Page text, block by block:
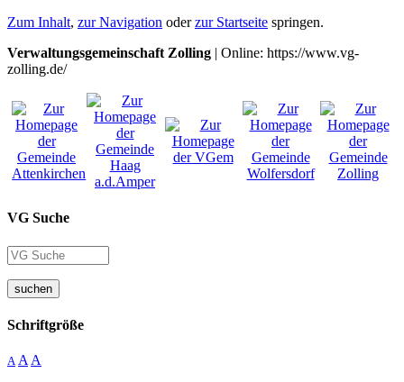
Zum Inhalt, zur Navigation oderzur Startseite springen.
Verwaltungsgemeinschaft Zolling | Online: https://www.vg-
zolling.de/
VG Suche
suchen
Schriftgröße
A A A